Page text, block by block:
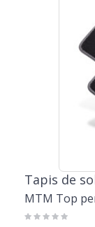
Tapis de
MTM Top